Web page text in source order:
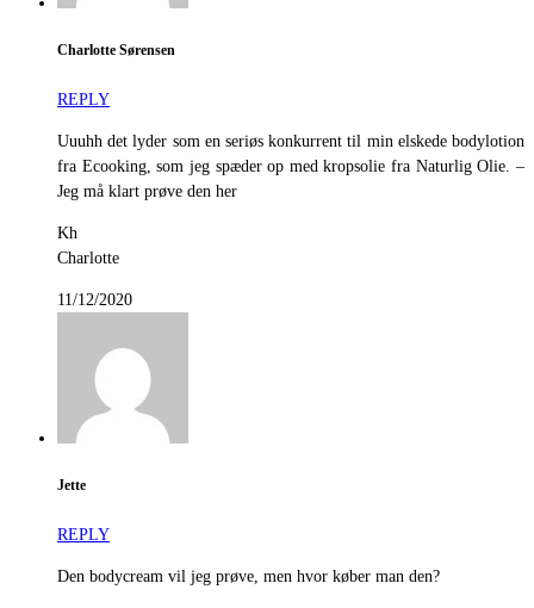
Charlotte Sørensen
REPLY
Uuuhh det lyder som en seriøs konkurrent til min elskede bodylotion
fra Ecooking, som jeg spæder op med kropsolie fra Naturlig Olie. –
Jeg må klart prøve den her
Kh
Charlotte
11/12/2020
Jette
REPLY
Den bodycream vil jeg prøve, men hvor køber man den?